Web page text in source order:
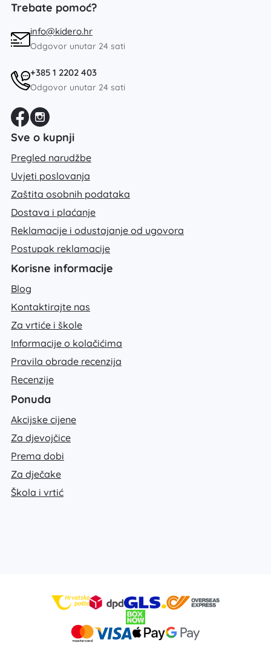
Trebate pomoć?
info@kidero.hr
Odgovor unutar 24 sati
+385 1 2202 403
Odgovor unutar 24 sati
Sve o kupnji
Pregled narudžbe
Uvjeti poslovanja
Zaštita osobnih podataka
Dostava i plaćanje
Reklamacije i odustajanje od ugovora
Postupak reklamacije
Korisne informacije
Blog
Kontaktirajte nas
Za vrtiće i škole
Informacije o kolačićima
Pravila obrade recenzija
Recenzije
Ponuda
Akcijske cijene
Za djevojčice
Prema dobi
Za dječake
Škola i vrtić